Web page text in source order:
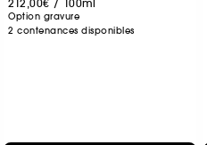
212,00€ / 100ml
Option gravure
2 contenances disponibles